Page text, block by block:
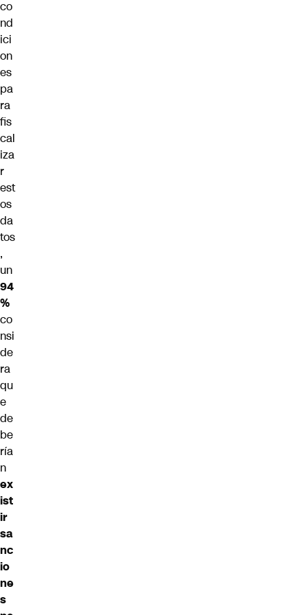
co
nd
ici
on
es
pa
ra
fis
cal
iza
r
est
os
da
tos
,
un
94
%
co
nsi
de
ra
qu
e
de
be
ría
n
ex
ist
ir
sa
nc
io
ne
s